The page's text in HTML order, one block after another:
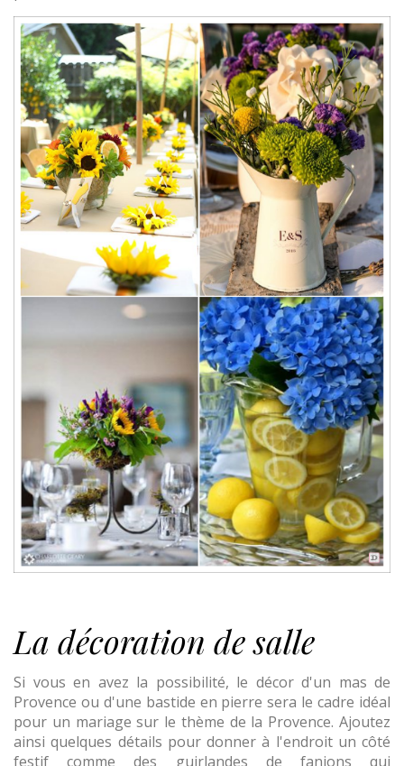
La décoration de salle
Si vous en avez la possibilité, le décor d'un mas de
Provence ou d'une bastide en pierre sera le cadre idéal
pour un mariage sur le thème de la Provence. Ajoutez
ainsi quelques détails pour donner à l'endroit un côté
festif comme des guirlandes de fanions qui